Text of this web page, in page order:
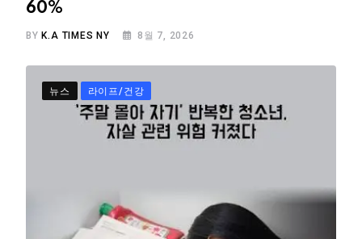
60%
BY K.A TIMES NY 8월 7, 2026
뉴스 라이프/건강